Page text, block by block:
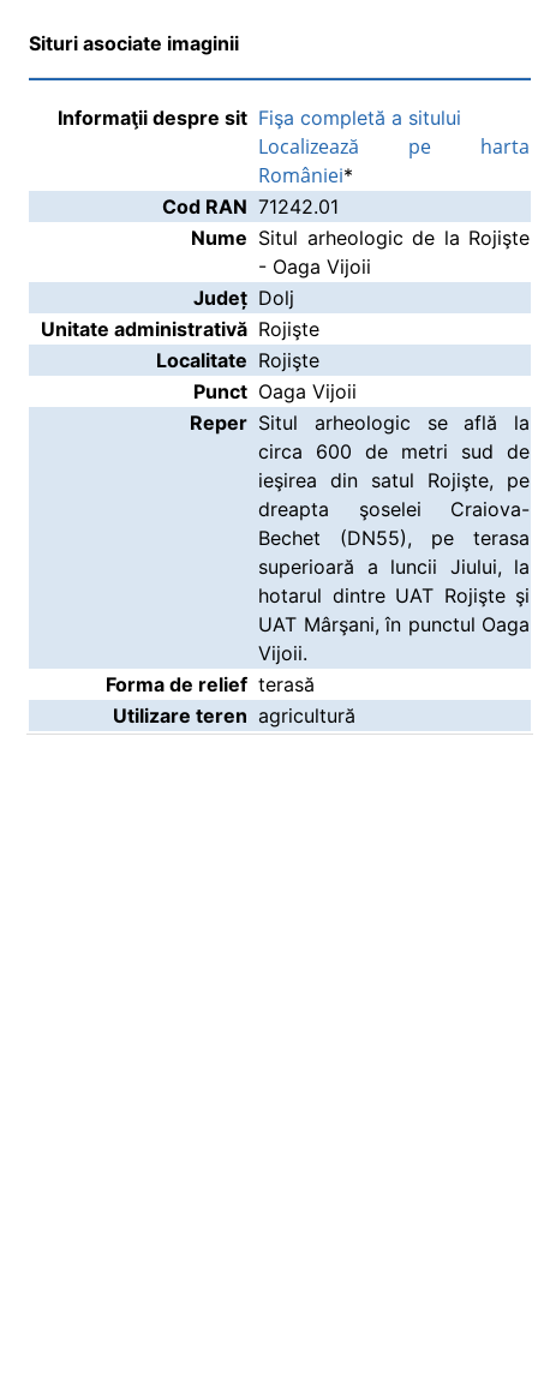
Situri asociate imaginii
Informaţii despre sit Fişa completă a sitului
Localizează pe harta
României*
Cod RAN 71242.01
Nume Situl arheologic de la Rojişte
- Oaga Vijoii
Județ Dolj
Unitate administrativă Rojişte
Localitate Rojişte
Punct Oaga Vijoii
Reper Situl arheologic se află la
circa 600 de metri sud de
ieşirea din satul Rojişte, pe
dreapta şoselei Craiova-
Bechet (DN55), pe terasa
superioară a luncii Jiului, la
hotarul dintre UAT Rojişte şi
UAT Mârşani, în punctul Oaga
Vijoii.
Forma de relief terasă
Utilizare teren agricultură